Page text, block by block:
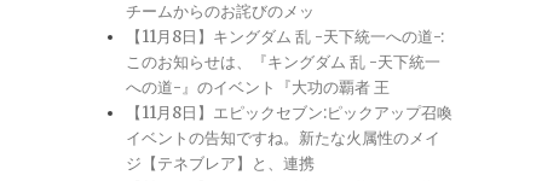
チームからのお詫びのメッ
【11月8日】キングダム 乱 -天下統一への道-:
このお知らせは、『キングダム 乱 -天下統一
への道-』のイベント『大功の覇者 王
【11月8日】エピックセブン:ピックアップ召喚
イベントの告知ですね。新たな火属性のメイ
ジ【テネブレア】と、連携